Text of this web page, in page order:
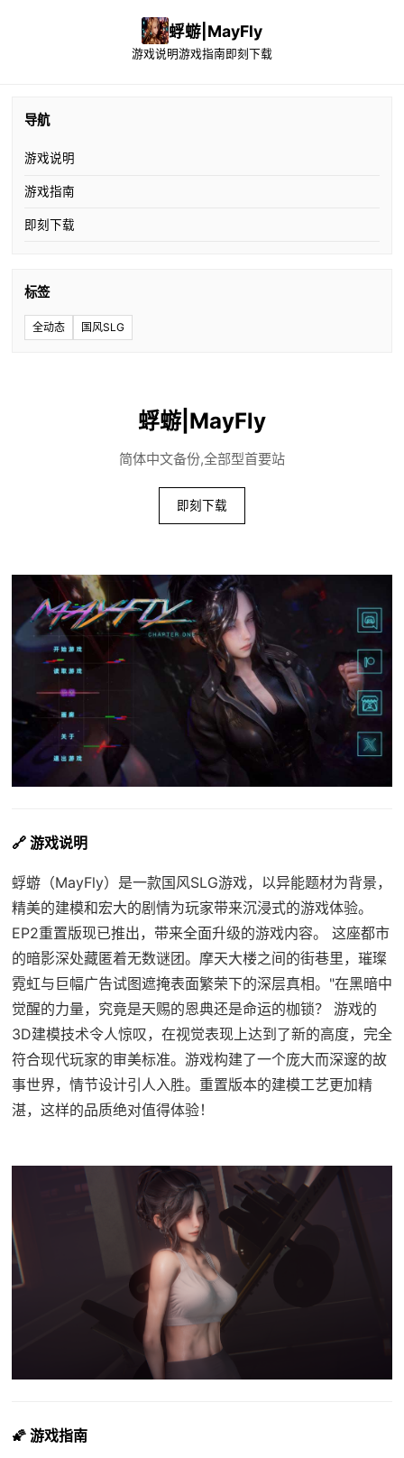
蜉蝣|MayFly
游戏说明游戏指南 即刻下载
导航
游戏说明
游戏指南
即刻下载
标签
全动态 国风SLG
蜉蝣|MayFly
简体中文备份,全部型首要站
即刻下载
🔗 游戏说明
蜉蝣（MayFly）是一款国风SLG游戏，以异能题材为背景，
精美的建模和宏大的剧情为玩家带来沉浸式的游戏体验。
EP2重置版现已推出，带来全面升级的游戏内容。 这座都市
的暗影深处藏匿着无数谜团。摩天大楼之间的街巷里，璀璨
霓虹与巨幅广告试图遮掩表面繁荣下的深层真相。"在黑暗中
觉醒的力量，究竟是天赐的恩典还是命运的枷锁？ 游戏的
3D建模技术令人惊叹，在视觉表现上达到了新的高度，完全
符合现代玩家的审美标准。游戏构建了一个庞大而深邃的故
事世界，情节设计引人入胜。重置版本的建模工艺更加精
湛，这样的品质绝对值得体验！
🌠 游戏指南